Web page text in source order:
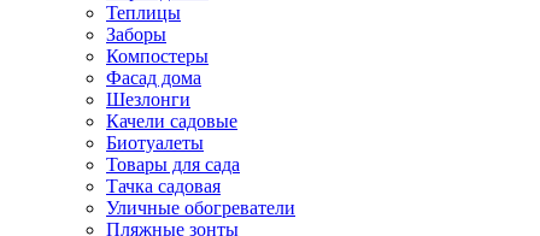
Теплицы
Заборы
Компостеры
Фасад дома
Шезлонги
Качели садовые
Биотуалеты
Товары для сада
Тачка садовая
Уличные обогреватели
Пляжные зонты